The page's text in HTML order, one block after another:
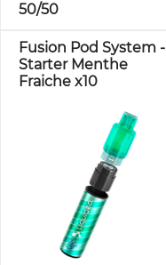
50/50
Fusion Pod System -
Starter Menthe
Fraiche x10